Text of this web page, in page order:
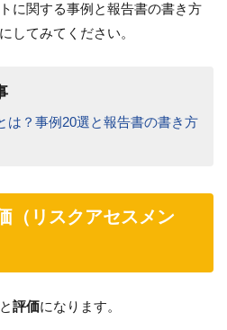
に関する事例と報告書の書き方
してみてください。
は？事例20選と報告書の書き方
（リスクアセスメン
と評価になります。